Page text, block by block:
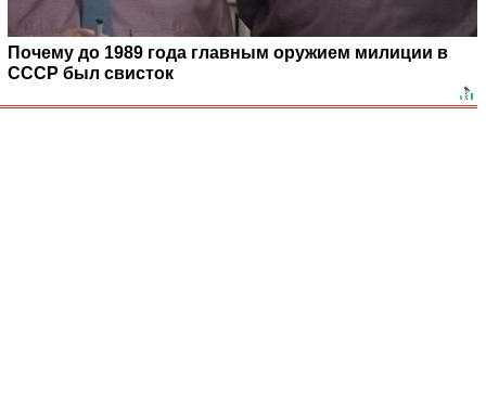
Почему до 1989 года главным оружием милиции в
СССР был свисток